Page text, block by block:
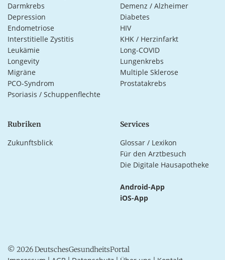
Darmkrebs
Demenz / Alzheimer
Depression
Diabetes
Endometriose
HIV
Interstitielle Zystitis
KHK / Herzinfarkt
Leukämie
Long-COVID
Longevity
Lungenkrebs
Migräne
Multiple Sklerose
PCO-Syndrom
Prostatakrebs
Psoriasis / Schuppenflechte
Rubriken
Zukunftsblick
Services
Glossar / Lexikon
Für den Arztbesuch
Die Digitale Hausapotheke
Android-App
iOS-App
© 2026 DeutschesGesundheitsPortal